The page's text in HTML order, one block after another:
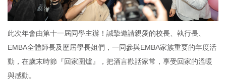
此次年會由第十一屆同學主辦！誠摯邀請親愛的校長、執行長、
EMBA全體師長及歷屆學長姐們，一同參與EMBA家族重要的年度活
動，在歲末時節『回家圍爐』，把酒言歡話家常，享受回家的溫暖
與感動。